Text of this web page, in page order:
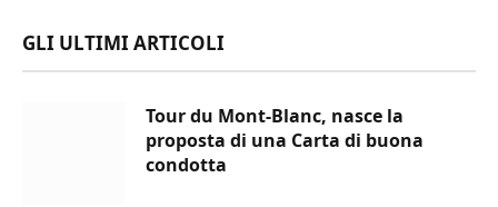
GLI ULTIMI ARTICOLI
Tour du Mont-Blanc, nasce la
proposta di una Carta di buona
condotta